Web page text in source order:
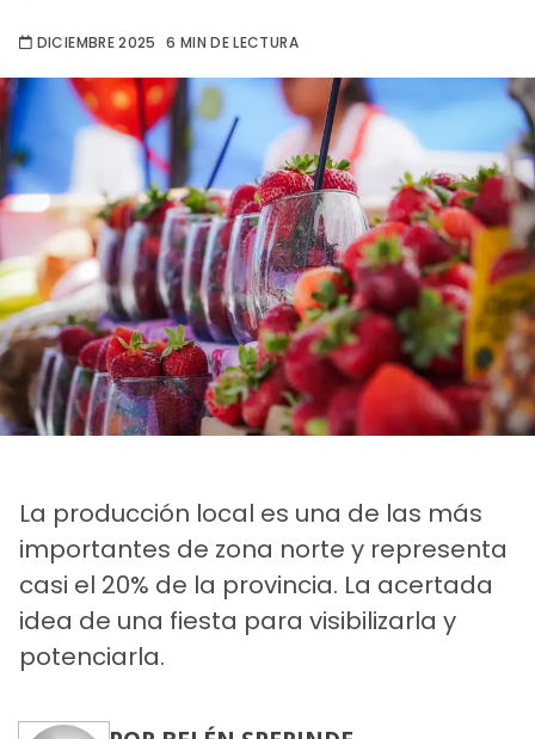
DICIEMBRE 2025 6 MIN DE LECTURA
La producción local es una de las más
importantes de zona norte y representa
casi el 20% de la provincia. La acertada
idea de una fiesta para visibilizarla y
potenciarla.